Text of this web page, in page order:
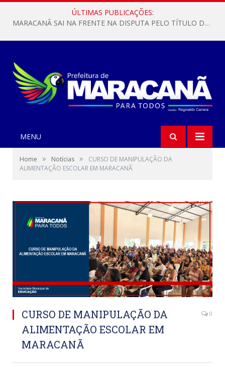
ÚLTIMAS PUBLICAÇÕES:
MARACANÃ SAI NA FRENTE NA DISPUTA PELO TÍTULO DA COPA PARÁ SUB-17!
MENU
Home » Notícias »
CURSO DE MANIPULAÇÃO DA
ALIMENTAÇÃO ESCOLAR EM MARACANÃ
CURSO DE MANIPULAÇÃO DA
ALIMENTAÇÃO ESCOLAR EM
MARACANÃ
0